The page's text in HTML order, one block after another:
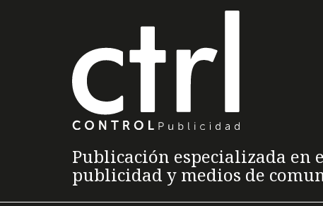
Publicación especializada en
publicidad y medios de